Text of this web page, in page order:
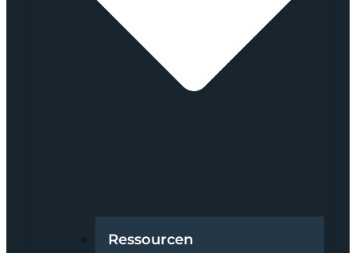
Ressourcen